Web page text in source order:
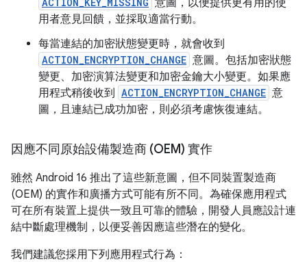
用者意見回饋，並採取適當行動。
每當連結的加密狀態變更時，就會收到
ACTION_ENCRYPTION_CHANGE 意圖。包括加密狀態
變更、加密演算法變更和加密金鑰大小變更。如果應
用程式稍後收到 ACTION_ENCRYPTION_CHANGE 意
圖，且連結已成功加密，則必須考慮恢復連結。
因應不同原始設備製造商 (OEM) 實作
雖然 Android 16 推出了這些新意圖，但不同裝置製造商
(OEM) 的實作和廣播方式可能有所不同。為確保應用程式
可在所有裝置上提供一致且可靠的體驗，開發人員應設計連
結中斷處理機制，以便妥善因應這些潛在的變化。
我們建議您採用下列應用程式行為：